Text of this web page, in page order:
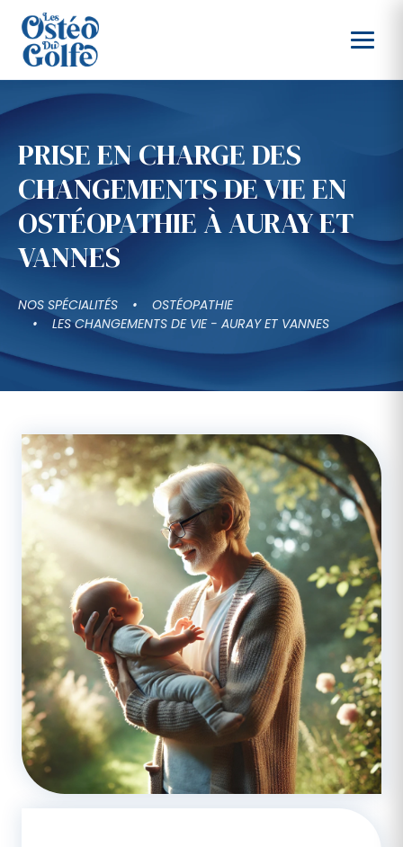
PRISE EN CHARGE DES
CHANGEMENTS DE VIE EN
OSTÉOPATHIE À AURAY ET
VANNES
NOS SPÉCIALITÉS
OSTÉOPATHIE
LES CHANGEMENTS DE VIE - AURAY ET VANNES